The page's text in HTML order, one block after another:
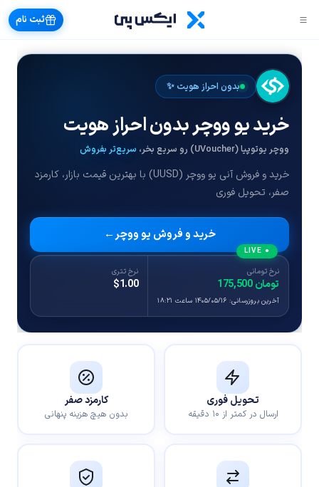
ثبت نام
بدون احراز هویت ✨
خرید یو ووچر بدون احراز هویت
ووچر یوتوپیا (UVoucher) رو سریع بخر، سریع‌تر بفروش
خرید و فروش آنی یو ووچر (UUSD) با بهترین قیمت بازار، کارمزد
صفر، تحویل فوری
خرید و فروش یو ووچر
● LIVE
نرخ تومانی
175,500 تومان
آخرین بروزرسانی: ۱۴۰۵/۰۵/۱۶ ساعت ۱۸:۲۱
نرخ تتری
$1.00
تحویل فوری
ارسال در کمتر از ۱۰ دقیقه
کارمزد صفر
بدون هیچ هزینه پنهانی